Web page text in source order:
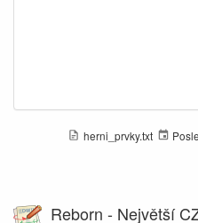
herni_prvky.txt
Reborn - Největší